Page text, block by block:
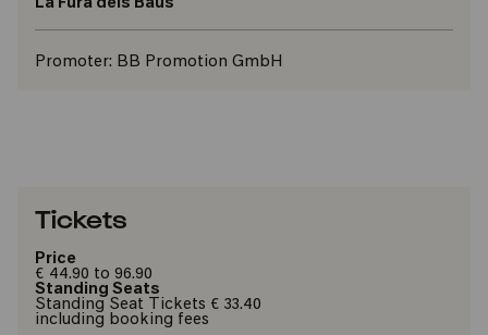
La Fura dels Baus
Promoter: BB Promotion GmbH
Tickets
Price
€ 44.90 to 96.90
Standing Seats
Standing Seat Tickets € 33.40
including booking fees